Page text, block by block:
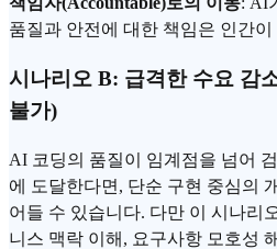
품질과 안전에 대한 책임은 인간이
시나리오 B: 급격한 수요 감
불가)
AI 코딩의 품질이 임계점을 넘어
에 도달한다면, 단순 구현 중심의
어들 수 있습니다. 다만 이 시나리
니스 맥락 이해, 요구사항 모호성